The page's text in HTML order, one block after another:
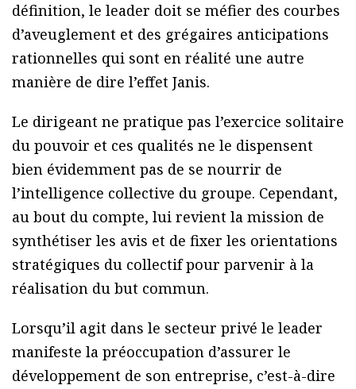
définition, le leader doit se méfier des courbes
d’aveuglement et des grégaires anticipations
rationnelles qui sont en réalité une autre
manière de dire l’effet Janis.
Le dirigeant ne pratique pas l’exercice solitaire
du pouvoir et ces qualités ne le dispensent
bien évidemment pas de se nourrir de
l’intelligence collective du groupe. Cependant,
au bout du compte, lui revient la mission de
synthétiser les avis et de fixer les orientations
stratégiques du collectif pour parvenir à la
réalisation du but commun.
Lorsqu’il agit dans le secteur privé le leader
manifeste la préoccupation d’assurer le
développement de son entreprise, c’est-à-dire